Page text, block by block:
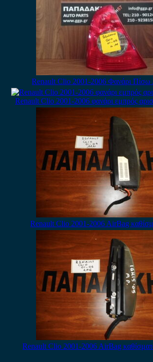
Renault Clio 2001-2006 Φανάρι Πίσω
Renault Clio 2001-2006 φανάρι εμπρός
Renault Clio 2001-2006 AirBag
Renault Clio 2001-2006 AirBag